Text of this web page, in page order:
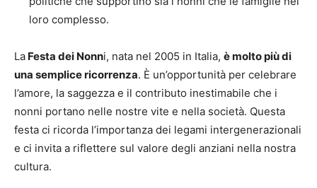
loro complesso.
La Festa dei Nonni, nata nel 2005 in Italia, è molto più di
una semplice ricorrenza. È un’opportunità per celebrare
l’amore, la saggezza e il contributo inestimabile che i
nonni portano nelle nostre vite e nella società. Questa
festa ci ricorda l’importanza dei legami intergenerazionali
e ci invita a riflettere sul valore degli anziani nella nostra
cultura.